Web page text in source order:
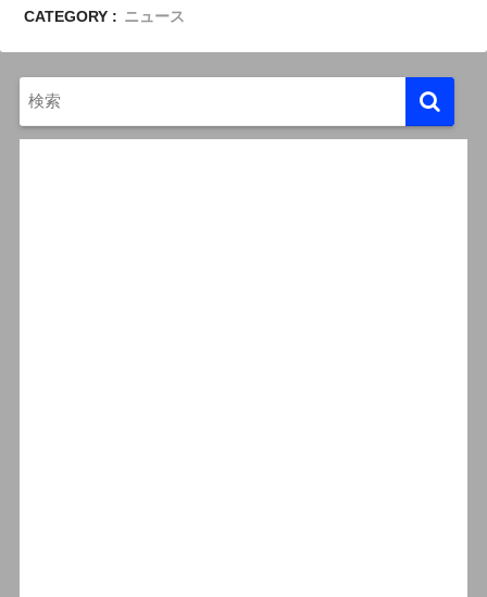
CATEGORY : ニュース